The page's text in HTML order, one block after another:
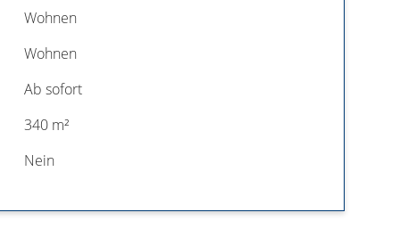
Wohnen
Wohnen
Ab sofort
340 m²
Nein